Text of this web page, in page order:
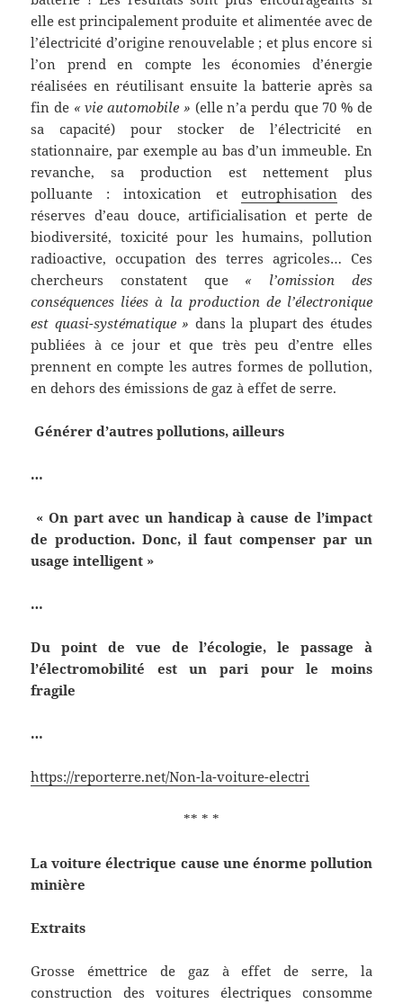
elle est principalement produite et alimentée avec de
l’électricité d’origine renouvelable ; et plus encore si
l’on prend en compte les économies d’énergie
réalisées en réutilisant ensuite la batterie après sa
fin de « vie automobile » (elle n’a perdu que 70 % de
sa capacité) pour stocker de l’électricité en
stationnaire, par exemple au bas d’un immeuble. En
revanche, sa production est nettement plus
polluante : intoxication et eutrophisationdes
réserves d’eau douce, artificialisation et perte de
biodiversité, toxicité pour les humains, pollution
radioactive, occupation des terres agricoles… Ces
chercheurs constatent que « l’omission des
conséquences liées à la production de l’électronique
est quasi-systématique » dans la plupart des études
publiées à ce jour et que très peu d’entre elles
prennent en compte les autres formes de pollution,
en dehors des émissions de gaz à effet de serre.
Générer d’autres pollutions, ailleurs
…
« On part avec un handicap à cause de l’impact
de production. Donc, il faut compenser par un
usage intelligent »
…
Du point de vue de l’écologie, le passage à
l’électromobilité est un pari pour le moins
fragile
…
https://reporterre.net/Non-la-voiture-electri
** * *
La voiture électrique cause une énorme pollution
minière
Extraits
Grosse émettrice de gaz à effet de serre, la
construction des voitures électriques consomme